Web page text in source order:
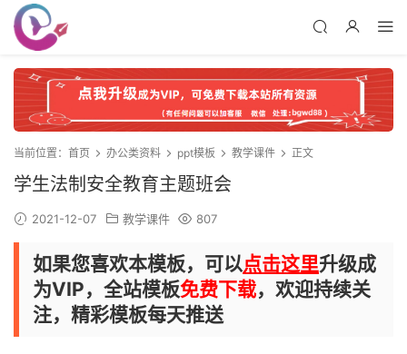
当前位置： 首页 办公类资料 ppt模板 教学课件 正文
学生法制安全教育主题班会
2021-12-07 教学课件 807
如果您喜欢本模板，可以点击这里升级成
为VIP，全站模板免费下载，欢迎持续关
注，精彩模板每天推送